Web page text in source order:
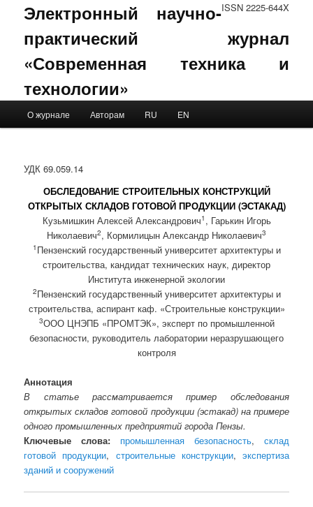
ISSN 2225-644X
Электронный научно-
практический журнал
«Современная техника и
технологии»
Skip to primary content
Skip to secondary content
О журнале Авторам RU EN
УДК 69.059.14
ОБСЛЕДОВАНИЕ СТРОИТЕЛЬНЫХ КОНСТРУКЦИЙ
ОТКРЫТЫХ СКЛАДОВ ГОТОВОЙ ПРОДУКЦИИ (ЭСТАКАД)
Кузьмишкин Алексей Александрович1 , Гарькин Игорь
Николаевич2, Кормилицын Александр Николаевич3
1 Пензенский государственный университет архитектуры и
строительства, кандидат технических наук, директор
Института инженерной экологии
2Пензенский государственный университет архитектуры и
строительства, аспирант каф. «Строительные конструкции»
3ООО ЦНЭПБ «ПРОМТЭК», эксперт по промышленной
безопасности, руководитель лаборатории неразрушающего
контроля
Аннотация
В статье рассматривается пример обследования
открытых складов готовой продукции (эстакад) на примере
одного промышленных предприятий города Пензы.
Ключевые слова:
промышленная безопасность, склад
готовой продукции, строительные конструкции, экспертиза
зданий и сооружений